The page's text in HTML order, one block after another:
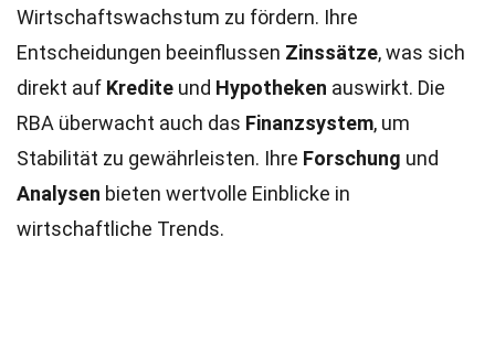
Wirtschaftswachstum zu fördern. Ihre
Entscheidungen beeinflussen Zinssätze, was sich
direkt auf Kredite und Hypotheken auswirkt. Die
RBA überwacht auch das Finanzsystem, um
Stabilität zu gewährleisten. Ihre Forschung und
Analysen bieten wertvolle Einblicke in
wirtschaftliche Trends.